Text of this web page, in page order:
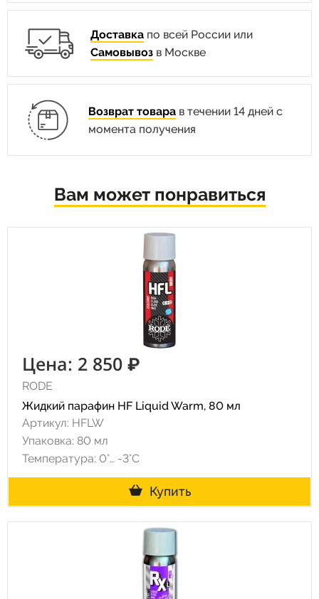
Доставка по всей России или
Самовывоз в Москве
Возврат товарав течении 14 дней с
момента получения
Вам может понравиться
Цена: 2 850 ₽
RODE
Жидкий парафин HF Liquid Warm, 80 мл
Артикул: HFLW
Упаковка: 80 мл
Температура: 0°… -3°С
Купить